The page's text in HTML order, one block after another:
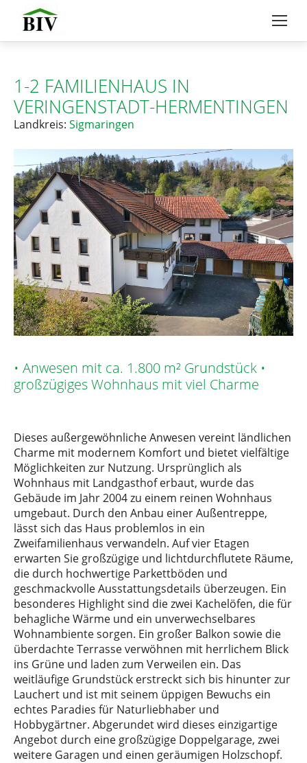
1-2 FAMILIENHAUS IN
VERINGENSTADT-HERMENTINGEN
Landkreis: Sigmaringen
• Anwesen mit ca. 1.800 m² Grundstück •
großzügiges Wohnhaus mit viel Charme
Dieses außergewöhnliche Anwesen vereint ländlichen
Charme mit modernem Komfort und bietet vielfältige
Möglichkeiten zur Nutzung. Ursprünglich als
Wohnhaus mit Landgasthof erbaut, wurde das
Gebäude im Jahr 2004 zu einem reinen Wohnhaus
umgebaut. Durch den Anbau einer Außentreppe,
lässt sich das Haus problemlos in ein
Zweifamilienhaus verwandeln. Auf vier Etagen
erwarten Sie großzügige und lichtdurchflutete Räume,
die durch hochwertige Parkettböden und
geschmackvolle Ausstattungsdetails überzeugen. Ein
besonderes Highlight sind die zwei Kachelöfen, die für
behagliche Wärme und ein unverwechselbares
Wohnambiente sorgen. Ein großer Balkon sowie die
überdachte Terrasse verwöhnen mit herrlichem Blick
ins Grüne und laden zum Verweilen ein. Das
weitläufige Grundstück erstreckt sich bis hinunter zur
Lauchert und ist mit seinem üppigen Bewuchs ein
echtes Paradies für Naturliebhaber und
Hobbygärtner. Abgerundet wird dieses einzigartige
Angebot durch eine großzügige Doppelgarage, zwei
weitere Garagen und einen geräumigen Holzschopf.